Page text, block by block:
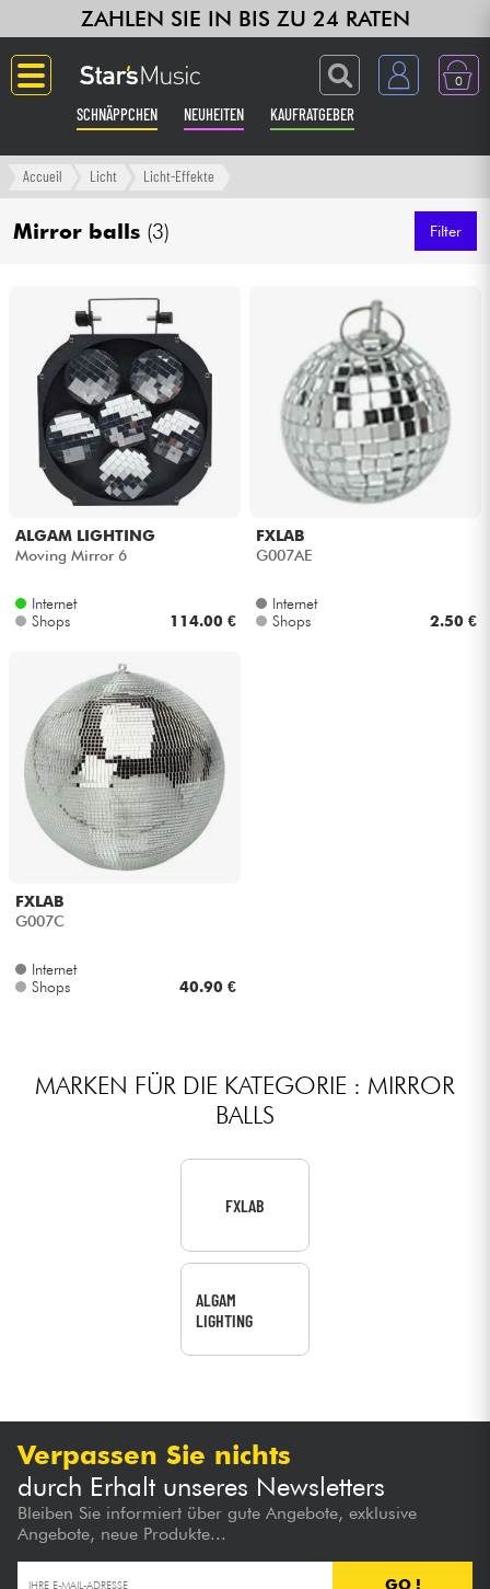
ZAHLEN SIE IN BIS ZU 24 RATEN
0
SCHNÄPPCHEN NEUHEITEN KAUFRATGEBER
Langue
Gitarre & Bass
Klaviere & Piano
Synths & samplers
Studio
Kopfhörer
Live-Sound
Licht
Drums
Blasinstrumente
HiFi
Sehen Sie sich unsere Marken an
Accueil Licht Licht-Effekte
Mirror balls (3) Filter
ALGAM LIGHTING
Moving Mirror 6
Internet
Shops
114.00 €
FXLAB
G007AE
Internet
Shops
2.50 €
FXLAB
G007C
Internet
Shops
40.90 €
MARKEN FÜR DIE KATEGORIE : MIRROR
BALLS
FXLAB
ALGAM
LIGHTING
Verpassen Sie nichts
durch Erhalt unseres Newsletters
Bleiben Sie informiert über gute Angebote, exklusive
Angebote, neue Produkte...
GO !